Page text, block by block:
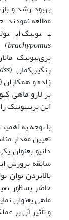
بهبود رشد و
بیوتیک
brachypomus
ﭘﺮیﺑﯿﻮﺗﯿﮏ
رﻧﮕﯿﻦﮐﻤﺎن (
این پری­بیوتیک
با توجه به
تعیین مقدار
دانیو بعنوان
سابقه پرورش
بالابردن توان
حاضر بمنظور
ماهی بعنوان
و تأثیر آن بر